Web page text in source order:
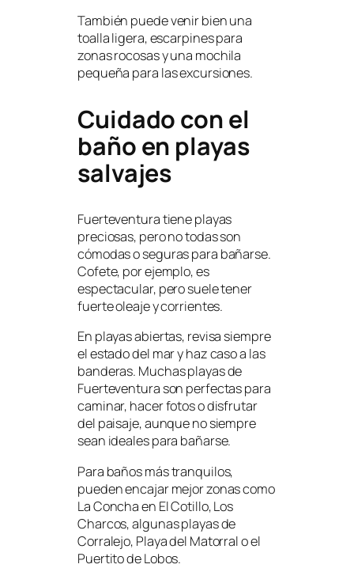
También puede venir bien una
toalla ligera, escarpines para
zonas rocosas y una mochila
pequeña para las excursiones.
Cuidado con el
baño en playas
salvajes
Fuerteventura tiene playas
preciosas, pero no todas son
cómodas o seguras para bañarse.
Cofete, por ejemplo, es
espectacular, pero suele tener
fuerte oleaje y corrientes.
En playas abiertas, revisa siempre
el estado del mar y haz caso a las
banderas. Muchas playas de
Fuerteventura son perfectas para
caminar, hacer fotos o disfrutar
del paisaje, aunque no siempre
sean ideales para bañarse.
Para baños más tranquilos,
pueden encajar mejor zonas como
La Concha en El Cotillo, Los
Charcos, algunas playas de
Corralejo, Playa del Matorral o el
Puertito de Lobos.